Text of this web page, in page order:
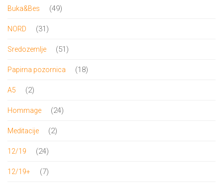
Buka&Bes 4949
NORD 3131
Sredozemlje 5151
Papirna pozornica 1818
A5 22
Hommage 2424
Meditacije 22
12/19 2424
12/19+ 77